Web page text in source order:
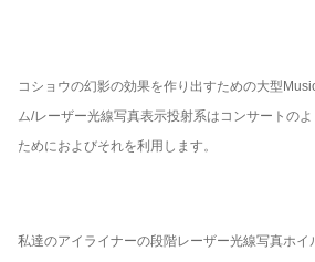
コショウの幻影の効果を作り出すための大型
ム/レーザー光線写真表示投射系はコンサートの
ためにおよびそれを利用します。
私達のアイライナーの段階レーザー光線写真ホイ